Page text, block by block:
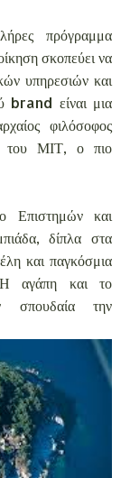
πρόγραμμα
σκοπεύει να
υπηρεσιών και
brand είναι μια
φιλόσοφος
του ΜΙΤ, ο πιο
Επιστημών και
δίπλα στα
και παγκόσμια
Η αγάπη και το
σπουδαία την